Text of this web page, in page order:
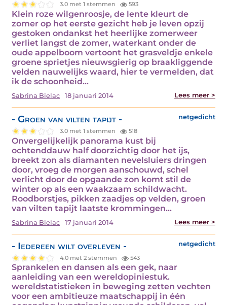
3.0 met 1 stemmen 593
Klein roze wilgenroosje, de lente kleurt de
zomer op het eerste gezicht heb je leven opzij
gestoken ondankst het heerlijke zomerweer
verliet langst de zomer, waterkant onder de
oude appelboom vertoont het grasveldje enkele
groene sprietjes nieuwsgierig op braakliggende
velden nauwelijks waard, hier te vermelden, dat
ik de schoonheid…
Sabrina Bielac 18 januari 2014 Lees meer >
- Groen van vilten tapijt - netgedicht
3.0 met 1 stemmen 518
Onvergelijkelijk panorama kust bij
ochtenddauw half doorzichtig door het ijs,
breekt zon als diamanten nevelsluiers dringen
door, vroeg de morgen aanschouwd, schel
verlicht door de opgaande zon komt stil de
winter op als een waakzaam schildwacht.
Roodborstjes, pikken zaadjes op velden, groen
van vilten tapijt laatste krommingen…
Sabrina Bielac 17 januari 2014 Lees meer >
- Iedereen wilt overleven - netgedicht
4.0 met 2 stemmen 543
Sprankelen en dansen als een gek, naar
aanleiding van een wereldopiniestuk.
wereldstatistieken in beweging zetten vechten
voor een ambitieuze maatschappij in één